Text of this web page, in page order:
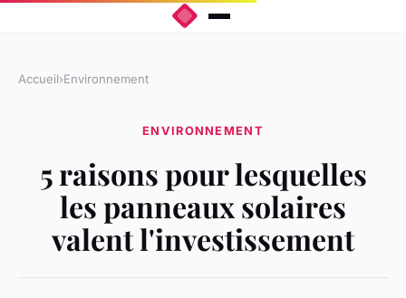
Accueil›Environnement
ENVIRONNEMENT
5 raisons pour lesquelles
les panneaux solaires
valent l'investissement